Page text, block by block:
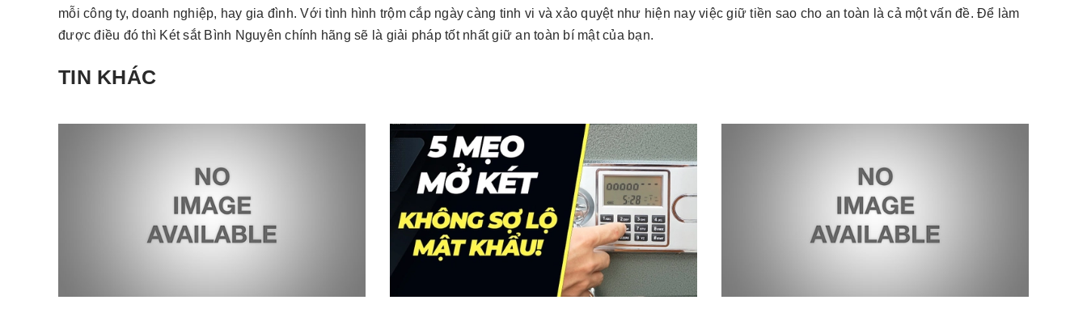
mỗi công ty, doanh nghiệp, hay gia đình. Với tình hình trộm cắp ngày càng tinh vi và xảo quyệt như hiện nay việc giữ tiền sao cho an toàn là cả một vấn đề. Để làm
được điều đó thì Két sắt Bình Nguyên chính hãng sẽ là giải pháp tốt nhất giữ an toàn bí mật của bạn.
TIN KHÁC